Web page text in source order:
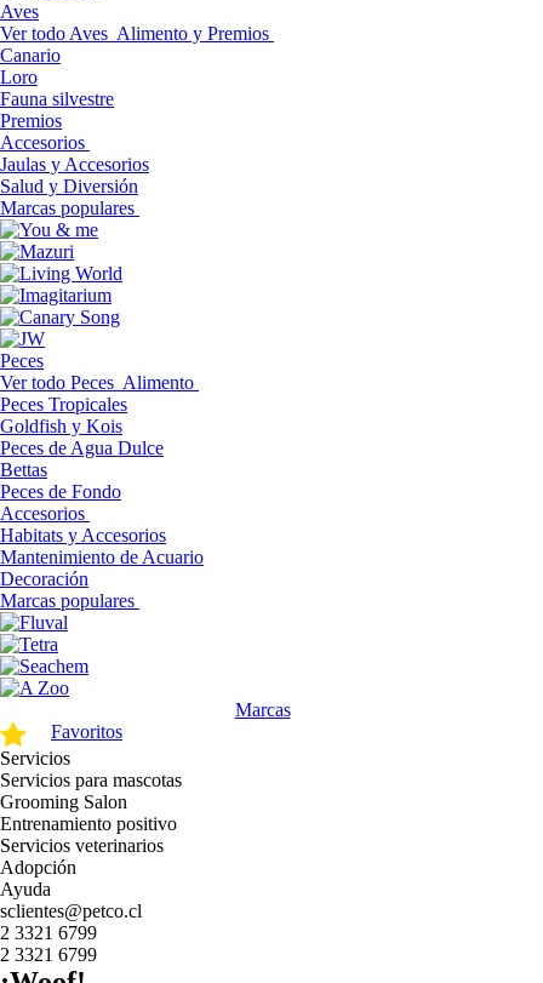
Aves
Ver todo Aves Alimento y Premios
Canario
Loro
Fauna silvestre
Premios
Accesorios
Jaulas y Accesorios
Salud y Diversión
Marcas populares
Peces
Ver todo Peces Alimento
Peces Tropicales
Goldfish y Kois
Peces de Agua Dulce
Bettas
Peces de Fondo
Accesorios
Habitats y Accesorios
Mantenimiento de Acuario
Decoración
Marcas populares
Marcas
Favoritos
Servicios
Servicios para mascotas
Grooming Salon
Entrenamiento positivo
Servicios veterinarios
Adopción
Ayuda
sclientes@petco.cl
2 3321 6799
2 3321 6799